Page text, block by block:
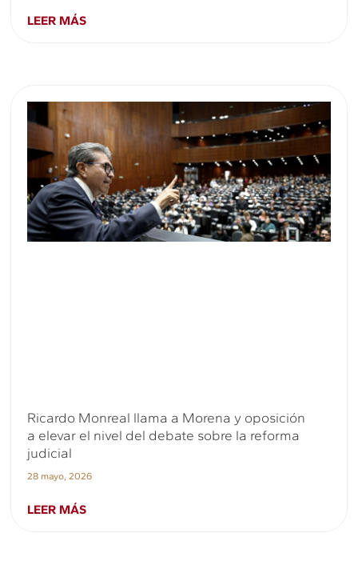
LEER MÁS
Ricardo Monreal llama a Morena y oposición
a elevar el nivel del debate sobre la reforma
judicial
28 mayo, 2026
LEER MÁS